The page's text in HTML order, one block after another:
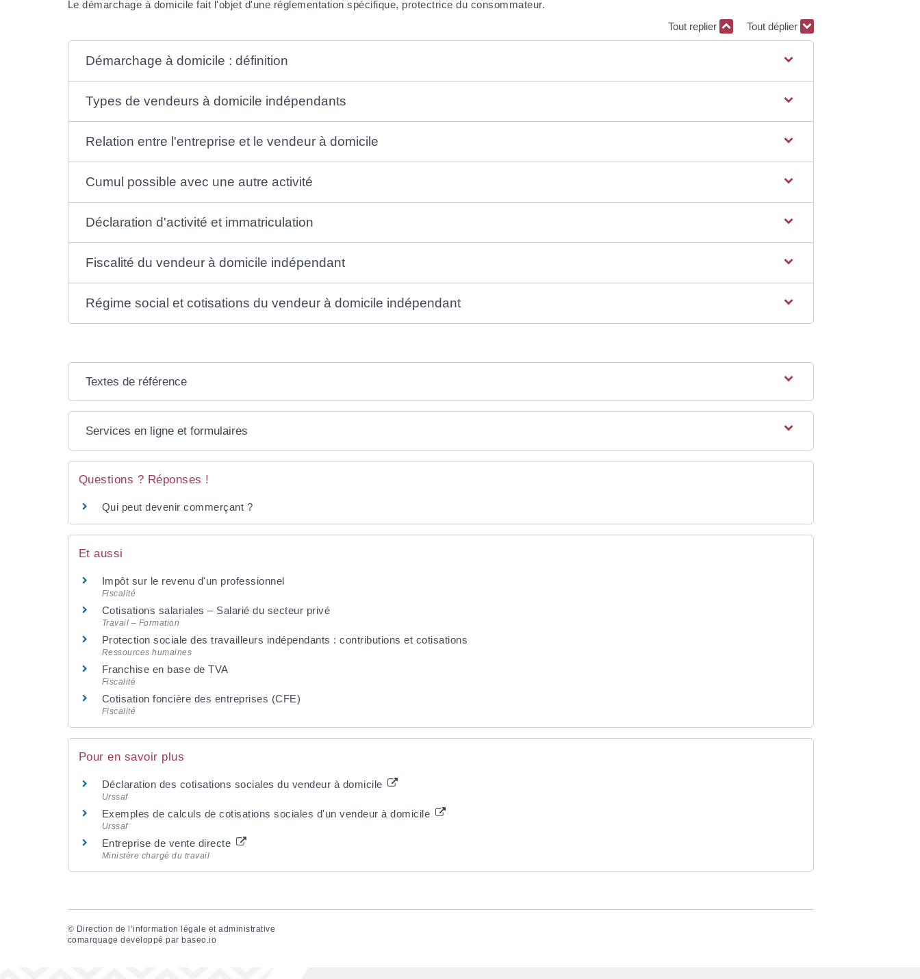
Le démarchage à domicile fait l'objet d'une réglementation spécifique, protectrice du consommateur.
Tout replier
Tout déplier
Démarchage à domicile : définition
Types de vendeurs à domicile indépendants
Relation entre l'entreprise et le vendeur à domicile
Cumul possible avec une autre activité
Déclaration d'activité et immatriculation
Fiscalité du vendeur à domicile indépendant
Régime social et cotisations du vendeur à domicile indépendant
Textes de référence
Services en ligne et formulaires
Questions ? Réponses !
Qui peut devenir commerçant ?
Et aussi
Impôt sur le revenu d'un professionnel
Fiscalité
Cotisations salariales – Salarié du secteur privé
Travail – Formation
Protection sociale des travailleurs indépendants : contributions et cotisations
Ressources humaines
Franchise en base de TVA
Fiscalité
Cotisation foncière des entreprises (CFE)
Fiscalité
Pour en savoir plus
Déclaration des cotisations sociales du vendeur à domicile
Urssaf
Exemples de calculs de cotisations sociales d'un vendeur à domicile
Urssaf
Entreprise de vente directe
Ministère chargé du travail
© Direction de l’information légale et administrative
comarquage developpé par baseo.io